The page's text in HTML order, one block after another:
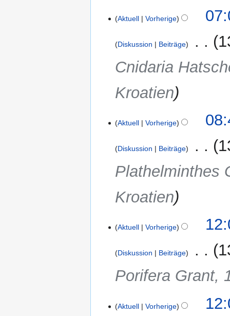
r
e
t
u
n
g
z
a
m
m
n
s
u
g
Aktuell Vorherige
Diskussion Beiträge
Cnidaria
Kroatien
JuniAktuell Vorherige
Diskussion Beiträge
Plathelminthes
Kroatien
JuniAktuell Vorherige
Diskussion Beiträge
Porifera Grant,
Aktuell Vorherige